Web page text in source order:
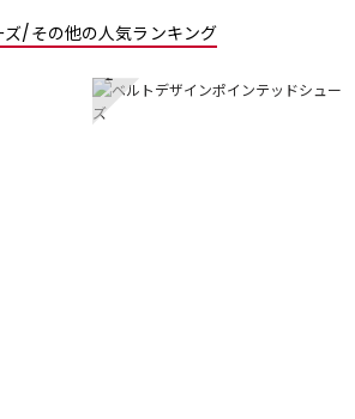
ズ/その他の人気ランキング
2